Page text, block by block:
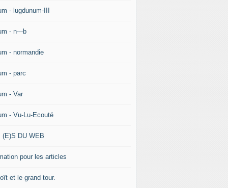
- lugdunum-III
- n---b
- normandie
- parc
- Var
- Vu-Lu-Ecouté
(E)S DU WEB
pour les articles
et le grand tour.